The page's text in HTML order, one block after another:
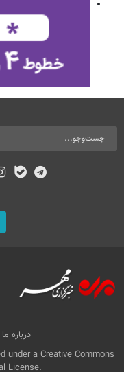
درباره ما
under a Creative Commons
License.